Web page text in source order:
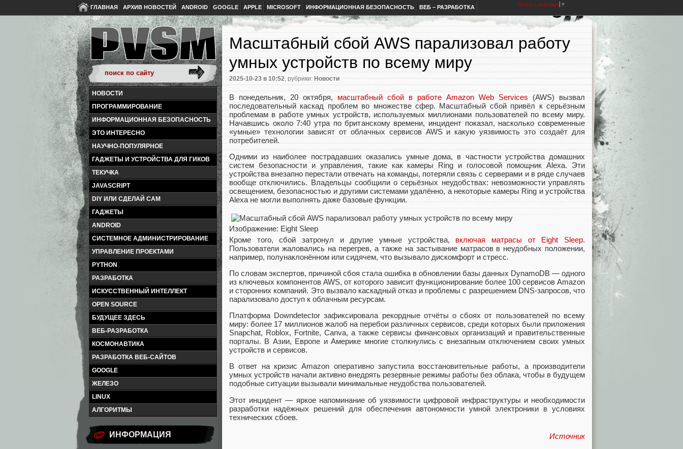
ГЛАВНАЯ АРХИВ НОВОСТЕЙ ANDROID GOOGLE APPLE MICROSOFT ИНФОРМАЦИОННАЯ БЕЗОПАСНОСТЬ ВЕБ – РАЗРАБОТКА Select Language ▼
НОВОСТИ
ПРОГРАММИРОВАНИЕ
ИНФОРМАЦИОННАЯ БЕЗОПАСНОСТЬ
ЭТО ИНТЕРЕСНО
НАУЧНО-ПОПУЛЯРНОЕ
ГАДЖЕТЫ И УСТРОЙСТВА ДЛЯ ГИКОВ
ТЕКУЧКА
JAVASCRIPT
DIY ИЛИ СДЕЛАЙ САМ
ГАДЖЕТЫ
ANDROID
СИСТЕМНОЕ АДМИНИСТРИРОВАНИЕ
УПРАВЛЕНИЕ ПРОЕКТАМИ
PYTHON
РАЗРАБОТКА
ИСКУССТВЕННЫЙ ИНТЕЛЛЕКТ
OPEN SOURCE
БУДУЩЕЕ ЗДЕСЬ
ВЕБ-РАЗРАБОТКА
КОСМОНАВТИКА
РАЗРАБОТКА ВЕБ-САЙТОВ
GOOGLE
ЖЕЛЕЗО
LINUX
АЛГОРИТМЫ
ИНФОРМАЦИЯ
Масштабный сбой AWS парализовал работу
умных устройств по всему миру
2025-10-23 в 10:52, рубрики: Новости
В понедельник, 20 октября, масштабный сбой в работе Amazon Web Services (AWS) вызвал
последовательный каскад проблем во множестве сфер. Масштабный сбой привёл к серьёзным
проблемам в работе умных устройств, используемых миллионами пользователей по всему миру.
Начавшись около 7:40 утра по британскому времени, инцидент показал, насколько современные
«умные» технологии зависят от облачных сервисов AWS и какую уязвимость это создаёт для
потребителей.
Одними из наиболее пострадавших оказались умные дома, в частности устройства домашних
систем безопасности и управления, такие как камеры Ring и голосовой помощник Alexa. Эти
устройства внезапно перестали отвечать на команды, потеряли связь с серверами и в ряде случаев
вообще отключились. Владельцы сообщили о серьёзных неудобствах: невозможности управлять
освещением, безопасностью и другими системами удалённо, а некоторые камеры Ring и устройства
Alexa не могли выполнять даже базовые функции.
Изображение: Eight Sleep
Кроме того, сбой затронул и другие умные устройства, включая матрасы от Eight Sleep.
Пользователи жаловались на перегрев, а также на застывание матрасов в неудобных положении,
например, полунаклонённом или сидячем, что вызывало дискомфорт и стресс.
По словам экспертов, причиной сбоя стала ошибка в обновлении базы данных DynamoDB — одного
из ключевых компонентов AWS, от которого зависит функционирование более 100 сервисов Amazon
и сторонних компаний. Это вызвало каскадный отказ и проблемы с разрешением DNS-запросов, что
парализовало доступ к облачным ресурсам.
Платформа Downdetector зафиксировала рекордные отчёты о сбоях от пользователей по всему
миру: более 17 миллионов жалоб на перебои различных сервисов, среди которых были приложения
Snapchat, Roblox, Fortnite, Canva, а также сервисы финансовых организаций и правительственные
порталы. В Азии, Европе и Америке многие столкнулись с внезапным отключением своих умных
устройств и сервисов.
В ответ на кризис Amazon оперативно запустила восстановительные работы, а производители
умных устройств начали активно внедрять резервные режимы работы без облака, чтобы в будущем
подобные ситуации вызывали минимальные неудобства пользователей.
Этот инцидент — яркое напоминание об уязвимости цифровой инфраструктуры и необходимости
разработки надёжных решений для обеспечения автономности умной электроники в условиях
технических сбоев.
Источник